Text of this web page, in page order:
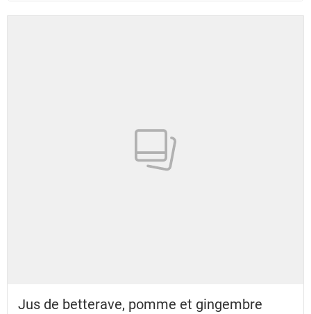
Jus de betterave, pomme et gingembre